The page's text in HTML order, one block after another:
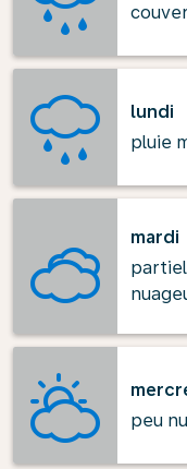
lundi
pluie
mardi
peu